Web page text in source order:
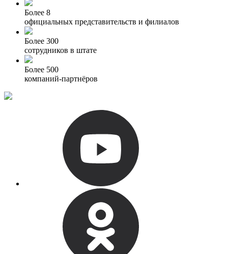
Более 8
официальных представительств и филиалов
Более 300
сотрудников в штате
Более 500
компаний-партнёров